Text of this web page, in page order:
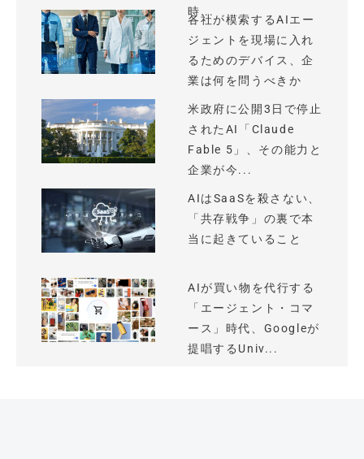
時...
各社が模索するAIエー
ジェントを現場に入れ
るためのデバイス、企
業は何を問うべきか
米政府に公開3日で停止
されたAI「Claude
Fable 5」、その能力と
企業が今...
AIはSaaSを殺さない、
「共存戦争」の裏で本
当に起きていること
AIが買い物を代行する
「エージェント・コマ
ース」時代、Googleが
提唱するUniv...